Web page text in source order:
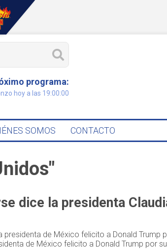
programa:
hoy a las 19:00:00
SOMOS CONTACTO
dice la presidenta
de México felicito a Donald Trump
de México felicito a Donald Trump por